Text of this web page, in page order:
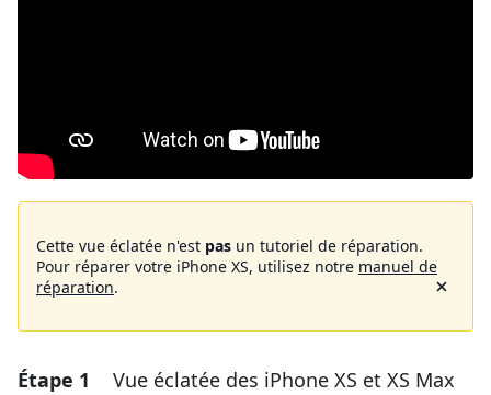
Cette vue éclatée n'est pas un tutoriel de réparation.
Pour réparer votre iPhone XS, utilisez notre manuel de
réparation.
Étape 1 Vue éclatée des iPhone XS et XS Max